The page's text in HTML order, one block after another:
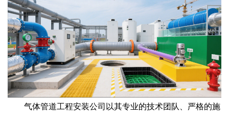
气体管道工程安装公司以其专业的技术团队、严格的施